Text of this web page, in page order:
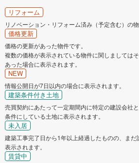
リフォーム
リノベーション・リフォーム済み（予定含む）の物
価格更新
価格の更新があった物件です。
複数の価格が表示されている物件に関しましては
あった場合に表示されます。
NEW
情報公開日が7日以内の場合に表示されます。
建築条件付き土地
売買契約にあたって一定期間内に特定の建設会社
条件にしている土地に表示されます。
未入居
建築工事完了日から1年以上経過したものの、ま
表示されます。
賃貸中